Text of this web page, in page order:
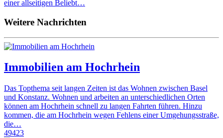
einer allseitigen Beliebt…
Weitere Nachrichten
Immobilien am Hochrhein
Das Topthema seit langen Zeiten ist das Wohnen zwischen Basel
und Konstanz. Wohnen und arbeiten an unterschiedlichen Orten
können am Hochrhein schnell zu langen Fahrten führen. Hinzu
kommen, die am Hochrhein wegen Fehlens einer Umgehungsstraße,
die…
49423